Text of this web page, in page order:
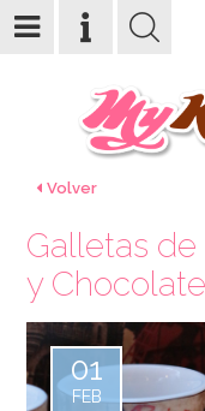
Volver
Galletas
y Chocolate
01
FEB